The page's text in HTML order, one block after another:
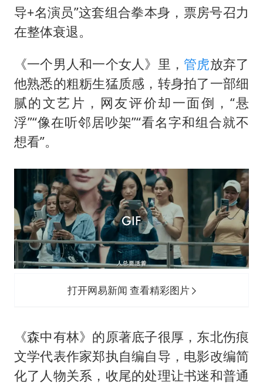
导+名演员”这套组合拳本身，票房号召力
在整体衰退。
《一个男人和一个女人》里，管虎放弃了
他熟悉的粗粝生猛质感，转身拍了一部细
腻的文艺片，网友评价却一面倒，“悬
浮”“像在听邻居吵架”“看名字和组合就不
想看”。
打开网易新闻 查看精彩图片
《森中有林》的原著底子很厚，东北伤痕
文学代表作家郑执自编自导，电影改编简
化了人物关系，收尾的处理让书迷和普通